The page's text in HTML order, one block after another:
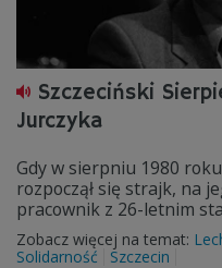
Szczeciński
Jurczyka
Gdy w sierpniu 1980
rozpoczął się strajk, na
pracownik z 26-letnim
Zobacz więcej na temat:
Solidarność
Szczecin